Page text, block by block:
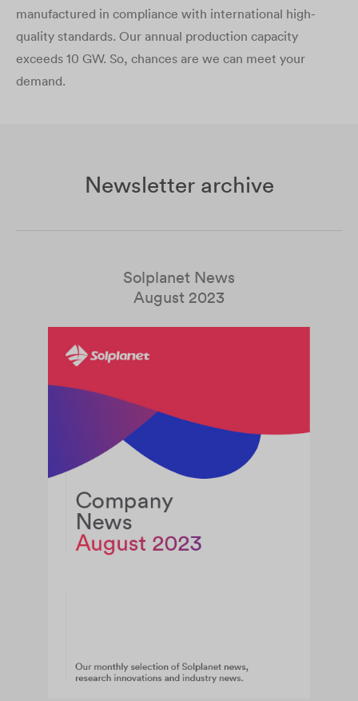
manufactured in compliance with international high-
quality standards. Our annual production capacity
exceeds 10 GW. So, chances are we can meet your
demand.
Newsletter archive
Solplanet News
August 2023